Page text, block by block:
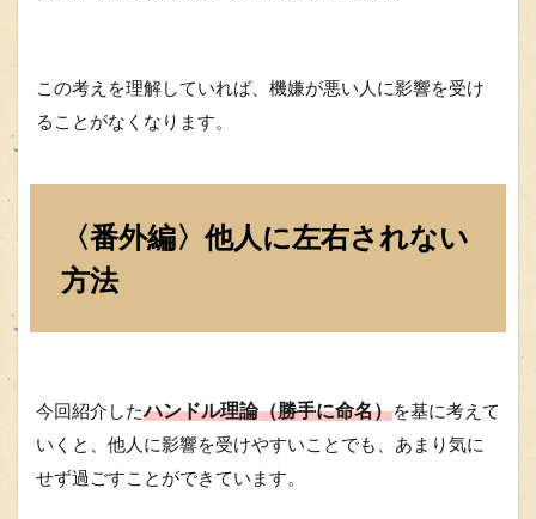
この考えを理解していれば、機嫌が悪い人に影響を受け
ることがなくなります。
〈番外編〉他人に左右されない
方法
今回紹介したハンドル理論（勝手に命名）を基に考えて
いくと、他人に影響を受けやすいことでも、あまり気に
せず過ごすことができています。